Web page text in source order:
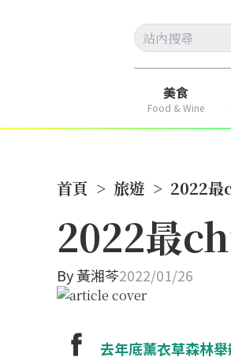
美食
Food & Wine
首頁 > 旅遊 > 2022最
2022最
By黃湘芩2022/01/26
去年底薰衣草森林